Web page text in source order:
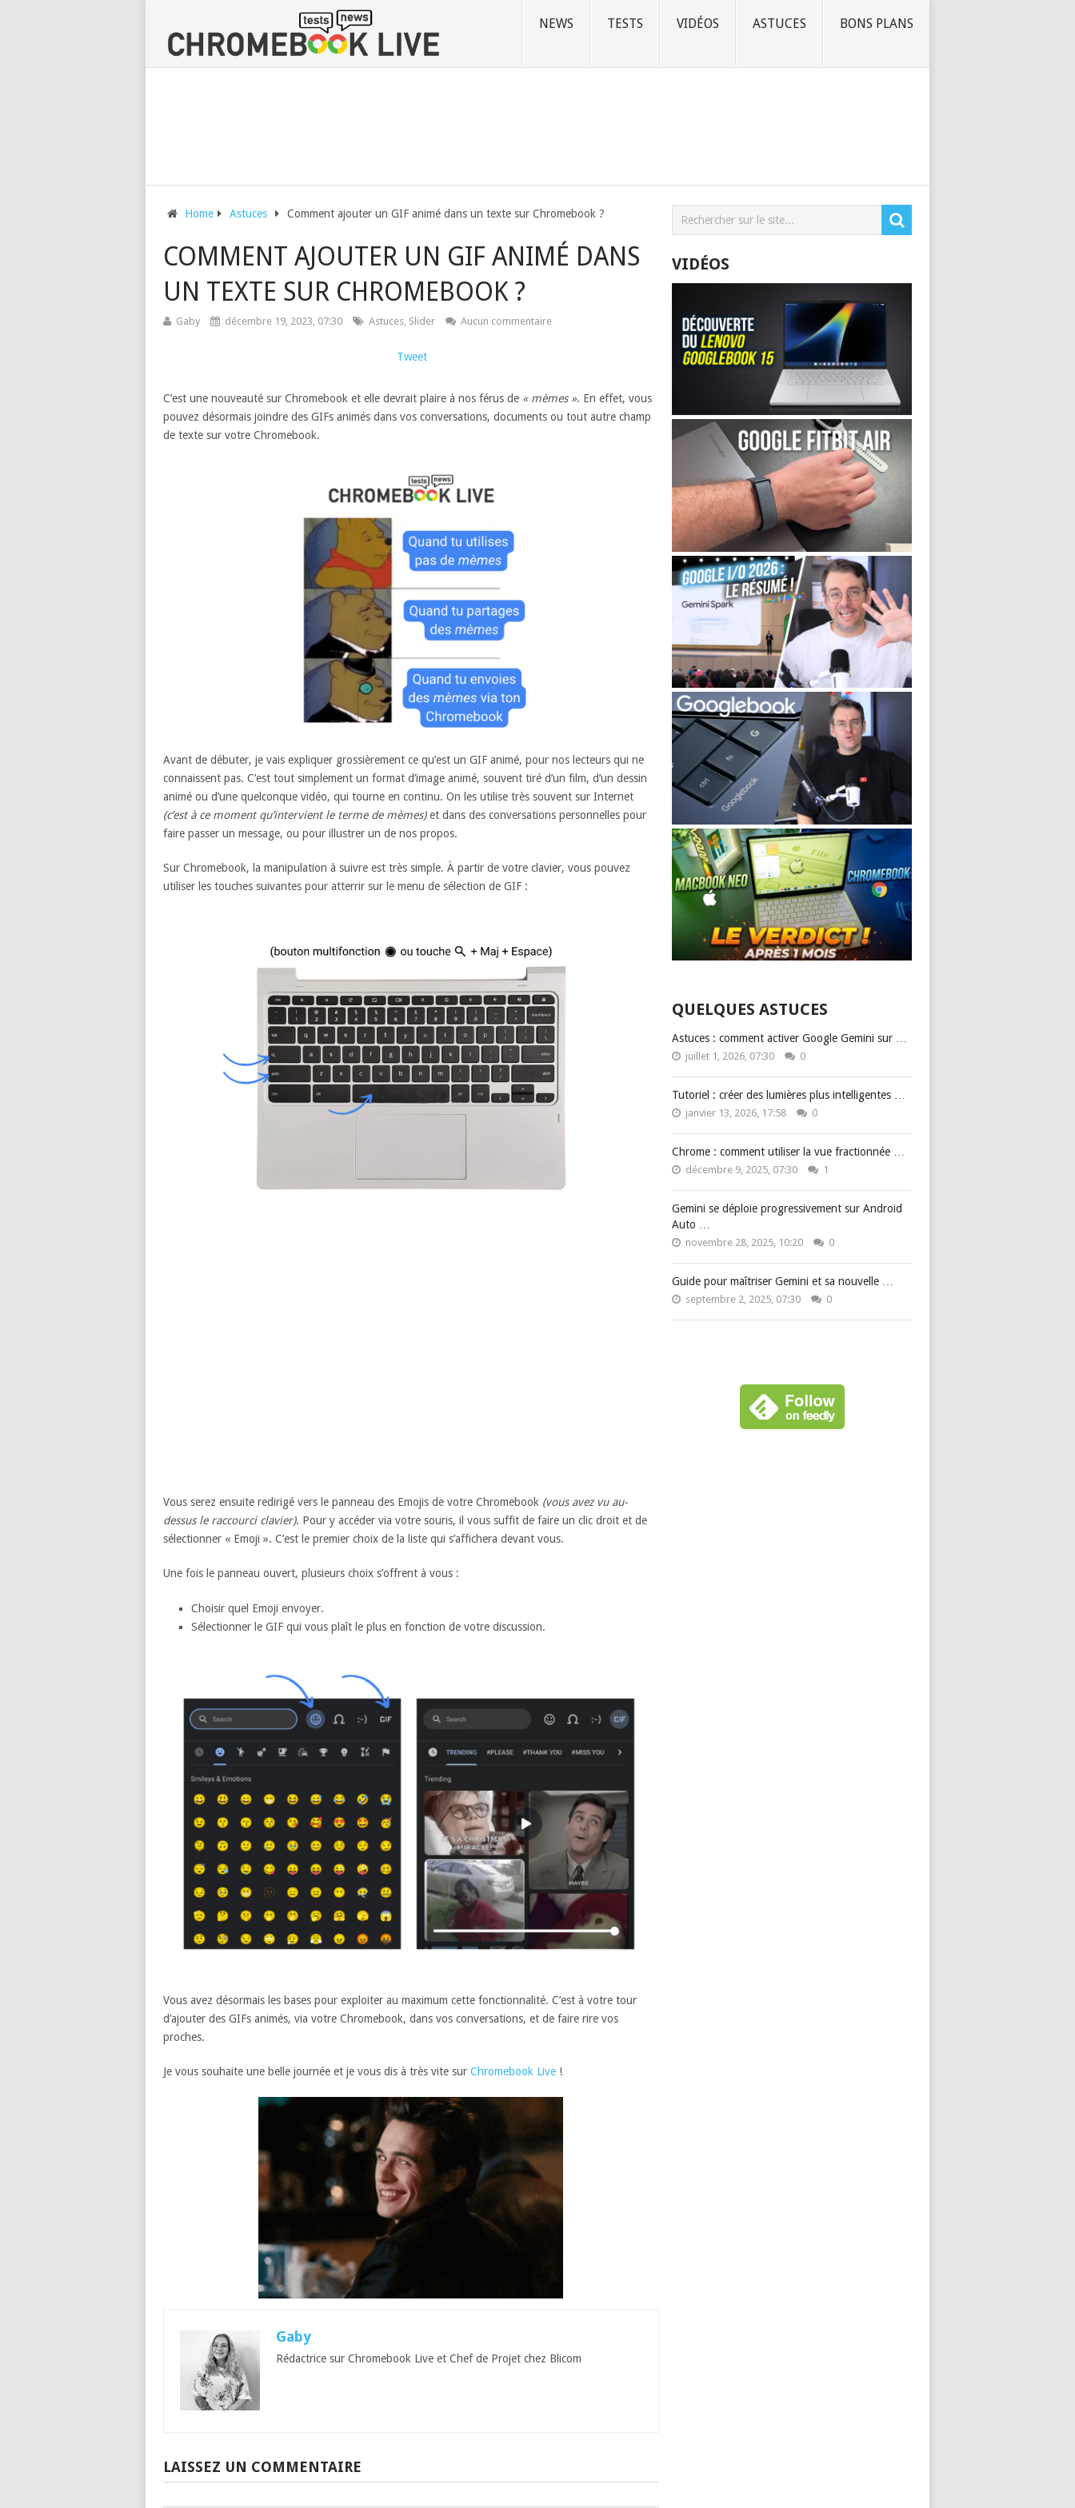
NEWS TESTS VIDÉOS ASTUCES BONS PLANS
Home Astuces Comment ajouter un GIF animé dans un texte sur Chromebook ?
COMMENT AJOUTER UN GIF ANIMÉ DANS
UN TEXTE SUR CHROMEBOOK ?
Gaby décembre 19, 2023, 07:30 Astuces, Slider Aucun commentaire
Tweet
C’est une nouveauté sur Chromebook et elle devrait plaire à nos férus de « mèmes ». En effet, vous
pouvez désormais joindre des GIFs animés dans vos conversations, documents ou tout autre champ
de texte sur votre Chromebook.
Avant de débuter, je vais expliquer grossièrement ce qu’est un GIF animé, pour nos lecteurs qui ne
connaissent pas. C’est tout simplement un format d’image animé, souvent tiré d’un film, d’un dessin
animé ou d’une quelconque vidéo, qui tourne en continu. On les utilise très souvent sur Internet
(c’est à ce moment qu’intervient le terme de mèmes)et dans des conversations personnelles pour
faire passer un message, ou pour illustrer un de nos propos.
Sur Chromebook, la manipulation à suivre est très simple. À partir de votre clavier, vous pouvez
utiliser les touches suivantes pour atterrir sur le menu de sélection de GIF :
Vous serez ensuite redirigé vers le panneau des Emojis de votre Chromebook (vous avez vu au-
dessus le raccourci clavier). Pour y accéder via votre souris, il vous suffit de faire un clic droit et de
sélectionner « Emoji ». C’est le premier choix de la liste qui s’affichera devant vous.
Une fois le panneau ouvert, plusieurs choix s’offrent à vous :
Choisir quel Emoji envoyer.
Sélectionner le GIF qui vous plaît le plus en fonction de votre discussion.
Vous avez désormais les bases pour exploiter au maximum cette fonctionnalité. C’est à votre tour
d’ajouter des GIFs animés, via votre Chromebook, dans vos conversations, et de faire rire vos
proches.
Je vous souhaite une belle journée et je vous dis à très vite sur Chromebook Live!
Gaby
Rédactrice sur Chromebook Live et Chef de Projet chez Blicom
LAISSEZ UN COMMENTAIRE
VIDÉOS
QUELQUES ASTUCES
Astuces : comment activer Google Gemini sur …
juillet 1, 2026, 07:30 0
Tutoriel : créer des lumières plus intelligentes …
janvier 13, 2026, 17:58 0
Chrome : comment utiliser la vue fractionnée …
décembre 9, 2025, 07:30 1
Gemini se déploie progressivement sur Android
Auto …
novembre 28, 2025, 10:20 0
Guide pour maîtriser Gemini et sa nouvelle …
septembre 2, 2025, 07:30 0